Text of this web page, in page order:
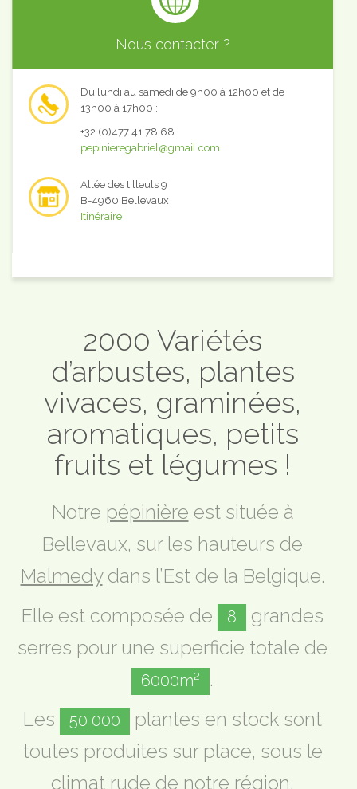
Nous contacter ?
Du lundi au samedi de 9h00 à 12h00 et de
13h00 à 17h00 :
+32 (0)477 41 78 68
pepinieregabriel@gmail.com
Allée des tilleuls 9
B-4960 Bellevaux
Itinéraire
2000 Variétés
d’arbustes, plantes
vivaces, graminées,
aromatiques, petits
fruits et légumes !
Notre pépinière est située à
Bellevaux, sur les hauteurs de
Malmedydans l’Est de la Belgique.
Elle est composée de
8
grandes
serres pour une superficie totale de
6000m²
.
Les
50 000
plantes en stock sont
toutes produites sur place, sous le
climat rude de notre région.